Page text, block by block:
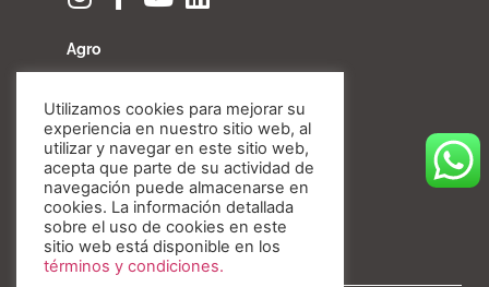
Agro
Fibratore
Utilizamos cookies para mejorar su
experiencia en nuestro sitio web, al
utilizar y navegar en este sitio web,
acepta que parte de su actividad de
navegación puede almacenarse en
cookies. La información detallada
sobre el uso de cookies en este
sitio web está disponible en los
términos y condiciones.